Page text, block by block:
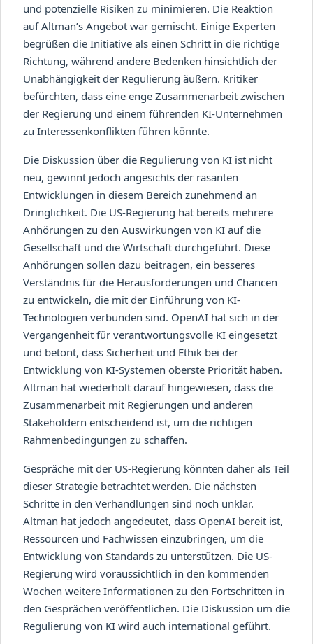
und potenzielle Risiken zu minimieren. Die Reaktion
auf Altman’s Angebot war gemischt. Einige Experten
begrüßen die Initiative als einen Schritt in die richtige
Richtung, während andere Bedenken hinsichtlich der
Unabhängigkeit der Regulierung äußern. Kritiker
befürchten, dass eine enge Zusammenarbeit zwischen
der Regierung und einem führenden KI-Unternehmen
zu Interessenkonflikten führen könnte.
Die Diskussion über die Regulierung von KI ist nicht
neu, gewinnt jedoch angesichts der rasanten
Entwicklungen in diesem Bereich zunehmend an
Dringlichkeit. Die US-Regierung hat bereits mehrere
Anhörungen zu den Auswirkungen von KI auf die
Gesellschaft und die Wirtschaft durchgeführt. Diese
Anhörungen sollen dazu beitragen, ein besseres
Verständnis für die Herausforderungen und Chancen
zu entwickeln, die mit der Einführung von KI-
Technologien verbunden sind. OpenAI hat sich in der
Vergangenheit für verantwortungsvolle KI eingesetzt
und betont, dass Sicherheit und Ethik bei der
Entwicklung von KI-Systemen oberste Priorität haben.
Altman hat wiederholt darauf hingewiesen, dass die
Zusammenarbeit mit Regierungen und anderen
Stakeholdern entscheidend ist, um die richtigen
Rahmenbedingungen zu schaffen.
Gespräche mit der US-Regierung könnten daher als Teil
dieser Strategie betrachtet werden. Die nächsten
Schritte in den Verhandlungen sind noch unklar.
Altman hat jedoch angedeutet, dass OpenAI bereit ist,
Ressourcen und Fachwissen einzubringen, um die
Entwicklung von Standards zu unterstützen. Die US-
Regierung wird voraussichtlich in den kommenden
Wochen weitere Informationen zu den Fortschritten in
den Gesprächen veröffentlichen. Die Diskussion um die
Regulierung von KI wird auch international geführt.